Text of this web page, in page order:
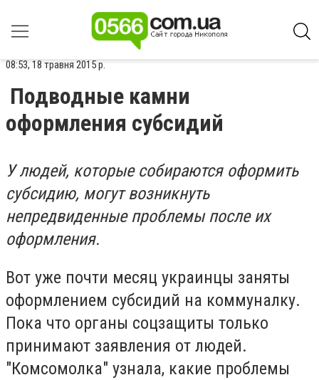
08:53, 18 травня 2015 р.
Подводные камни
оформления субсидий
У людей, которые собираются оформить
субсидию, могут возникнуть
непредвиденные проблемы после их
оформления.
Вот уже почти месяц украинцы заняты
оформлением субсидий на коммуналку.
Пока что органы соцзащиты только
принимают заявления от людей.
"Комсомолка" узнала, какие проблемы